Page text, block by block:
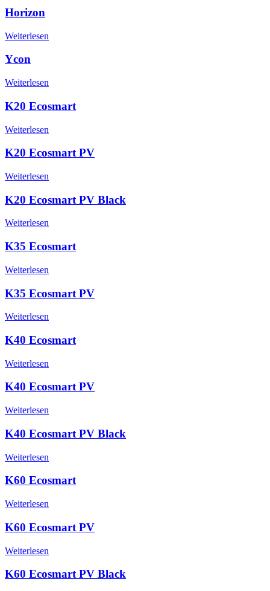
Horizon
Weiterlesen
Ycon
Weiterlesen
K20 Ecosmart
Weiterlesen
K20 Ecosmart PV
Weiterlesen
K20 Ecosmart PV Black
Weiterlesen
K35 Ecosmart
Weiterlesen
K35 Ecosmart PV
Weiterlesen
K40 Ecosmart
Weiterlesen
K40 Ecosmart PV
Weiterlesen
K40 Ecosmart PV Black
Weiterlesen
K60 Ecosmart
Weiterlesen
K60 Ecosmart PV
Weiterlesen
K60 Ecosmart PV Black